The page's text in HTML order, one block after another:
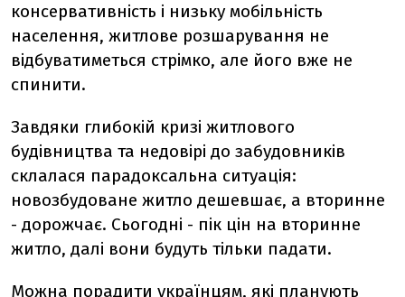
консервативність і низьку мобільність
населення, житлове розшарування не
відбуватиметься стрімко, але його вже не
спинити.
Завдяки глибокій кризі житлового
будівництва та недовірі до забудовників
склалася парадоксальна ситуація:
новозбудоване житло дешевшає, а вторинне
- дорожчає. Сьогодні - пік цін на вторинне
житло, далі вони будуть тільки падати.
Можна порадити українцям, які планують